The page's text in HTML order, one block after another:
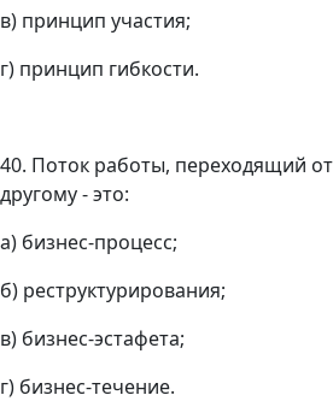
в) принцип участия;
г) принцип гибкости.
40. Поток работы, переходящий
другому - это:
а) бизнес-процесс;
б) реструктурирования;
в) бизнес-эстафета;
г) бизнес-течение.